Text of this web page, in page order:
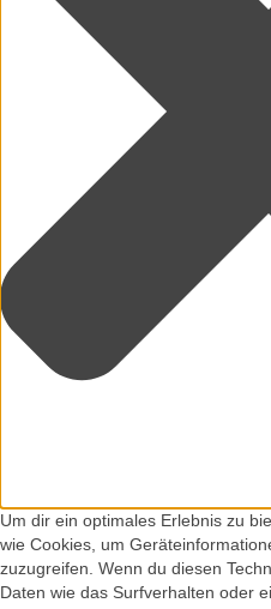
Um dir ein optimales Erlebnis zu
wie Cookies, um
zuzugreifen. Wenn du diesen
Daten wie das Surfverhalten oder